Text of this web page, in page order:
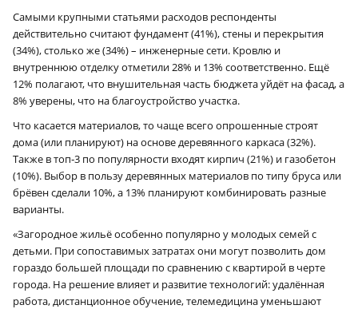
Самыми крупными статьями расходов респонденты
действительно считают фундамент (41%), стены и перекрытия
(34%), столько же (34%) – инженерные сети. Кровлю и
внутреннюю отделку отметили 28% и 13% соответственно. Ещё
12% полагают, что внушительная часть бюджета уйдёт на фасад, а
8% уверены, что на благоустройство участка.
Что касается материалов, то чаще всего опрошенные строят
дома (или планируют) на основе деревянного каркаса (32%).
Также в топ‑3 по популярности входят кирпич (21%) и газобетон
(10%). Выбор в пользу деревянных материалов по типу бруса или
брёвен сделали 10%, а 13% планируют комбинировать разные
варианты.
«Загородное жильё особенно популярно у молодых семей с
детьми. При сопоставимых затратах они могут позволить дом
гораздо большей площади по сравнению с квартирой в черте
города. На решение влияет и развитие технологий: удалённая
работа, дистанционное обучение, телемедицина уменьшают